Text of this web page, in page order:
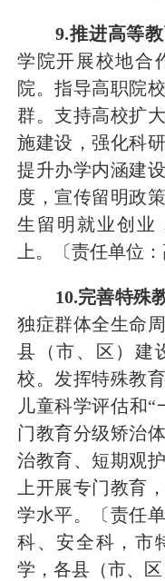
9.推进高等
学院开展校地合
院。指导高职院
群。支持高校扩
施建设，强化科
提升办学内涵建
度，宣传留明政
生留明就业创业
上。
〔责任单位
10.完善特殊
独症群体全生命
县（市、区）建
校。 发挥特殊教
儿童科学评估和“
门教育分级矫治
治教育、短期观
上开展专门教育
学水平。
〔责任
科、安全科 ，市
学， 各县（市、区